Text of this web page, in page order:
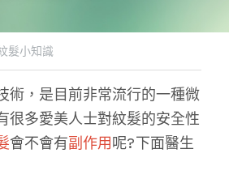
髮小知識
術，是目前非常流行的一種微
很多愛美人士對紋髮的安全性
會不會有副作用呢?下面醫生